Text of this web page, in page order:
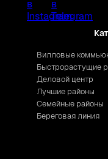
Вилловые
Быстрорастущие
Деловой центр
Лучшие районы
Семейные районы
Береговая линия